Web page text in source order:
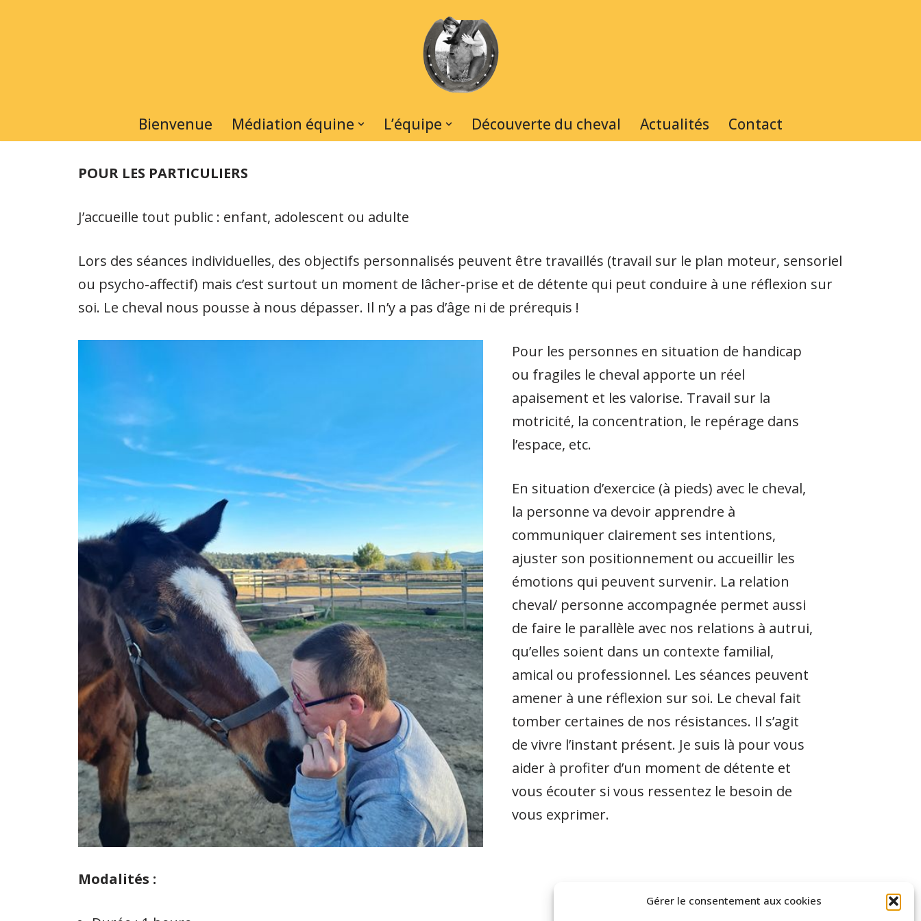
Gérer le consentement aux cookies
Bienvenue Médiation équine L’équipe Découverte du cheval Actualités Contact
POUR LES PARTICULIERS
J’accueille tout public : enfant, adolescent ou adulte
Lors des séances individuelles, des objectifs personnalisés peuvent être travaillés (travail sur le plan moteur, sensoriel
ou psycho-affectif) mais c’est surtout un moment de lâcher-prise et de détente qui peut conduire à une réflexion sur
soi. Le cheval nous pousse à nous dépasser. Il n’y a pas d’âge ni de prérequis !
Pour les personnes en situation de handicap
ou fragiles le cheval apporte un réel
apaisement et les valorise. Travail sur la
motricité, la concentration, le repérage dans
l’espace, etc.
En situation d’exercice (à pieds) avec le cheval,
la personne va devoir apprendre à
communiquer clairement ses intentions,
ajuster son positionnement ou accueillir les
émotions qui peuvent survenir. La relation
cheval/ personne accompagnée permet aussi
de faire le parallèle avec nos relations à autrui,
qu’elles soient dans un contexte familial,
amical ou professionnel. Les séances peuvent
amener à une réflexion sur soi. Le cheval fait
tomber certaines de nos résistances. Il s’agit
de vivre l’instant présent. Je suis là pour vous
aider à profiter d’un moment de détente et
vous écouter si vous ressentez le besoin de
vous exprimer.
Modalités :